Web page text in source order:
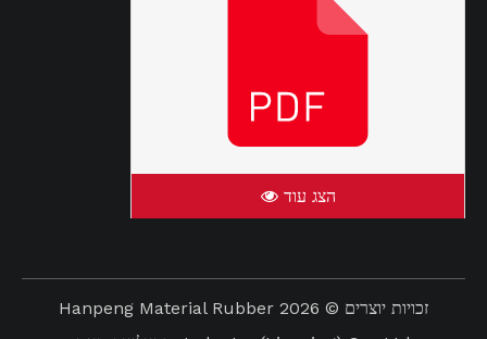
הצג עוד
זכויות יוצרים © 2026
Hanpeng Material Rubber